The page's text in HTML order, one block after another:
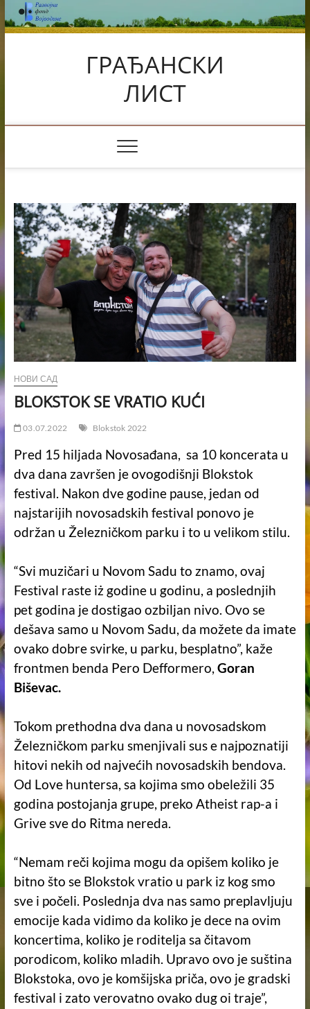
Skip
to
content
ГРАЂАНСКИ
ЛИСТ
НОВИ САД
BLOKSTOK SE VRATIO KUĆI
03.07.2022 Blokstok 2022
Pred 15 hiljada Novosađana, sa 10 koncerata u
dva dana završen je ovogodišnji Blokstok
festival. Nakon dve godine pause, jedan od
najstarijih novosadskih festival ponovo je
održan u Železničkom parku i to u velikom stilu.
“Svi muzičari u Novom Sadu to znamo, ovaj
Festival raste iż godine u godinu, a poslednjih
pet godina je dostigao ozbiljan nivo. Ovo se
dešava samo u Novom Sadu, da možete da imate
ovako dobre svirke, u parku, besplatno”, kaže
frontmen benda Pero Defformero, Goran
Biševac.
Tokom prethodna dva dana u novosadskom
Železničkom parku smenjivali sus e najpoznatiji
hitovi nekih od najvećih novosadskih bendova.
Od Love huntersa, sa kojima smo obeležili 35
godina postojanja grupe, preko Atheist rap-a i
Grive sve do Ritma nereda.
“Nemam reči kojima mogu da opišem koliko je
bitno što se Blokstok vratio u park iz kog smo
sve i počeli. Poslednja dva nas samo preplavljuju
emocije kada vidimo da koliko je dece na ovim
koncertima, koliko je roditelja sa čitavom
porodicom, koliko mladih. Upravo ovo je suština
Blokstoka, ovo je komšijska priča, ovo je gradski
festival i zato verovatno ovako dug oi traje”,